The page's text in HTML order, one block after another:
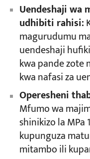
Uendeshaji wa
udhibiti rahisi:
magurudumu
uendeshaji
kwa pande zote
kwa nafasi za
Operesheni
Mfumo wa
shinikizo la MPa
kupunguza
mitambo ili